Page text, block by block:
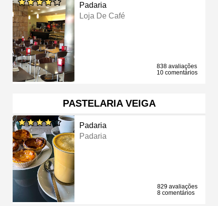
Padaria
Loja De Café
838 avaliações
10 comentários
PASTELARIA VEIGA
Padaria
Padaria
829 avaliações
8 comentários